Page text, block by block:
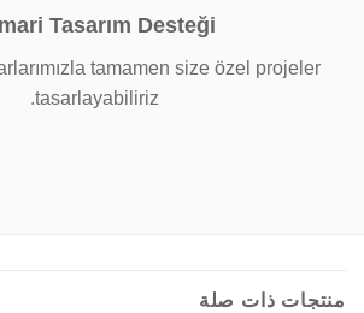
Tasarım Desteği
tamamen size özel projeler
tasarlayabiliriz.
منتجات ذات صلة